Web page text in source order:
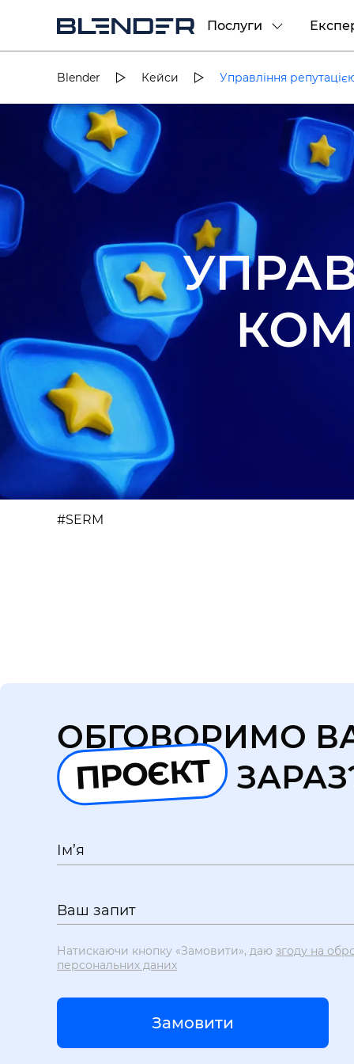
Послуги
Blender Кейси Управління
#SERM
ОБГОВОРИМО
ПРОЄКТ
Ім’я
Ваш запит
Натискаючи кнопку «Замовити», даю згоду на
персональних даних
Замовити